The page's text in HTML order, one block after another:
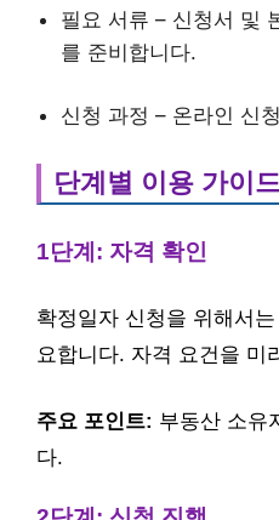
필요 서류 – 신청서 및
를 준비합니다.
신청 과정 – 온라인 신
단계별 이용 가이
1단계: 자격 확인
확정일자 신청을 위해서
요합니다. 자격 요건을 미
주요 포인트: 부동산 소유
다.